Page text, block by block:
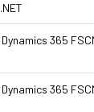
365
365